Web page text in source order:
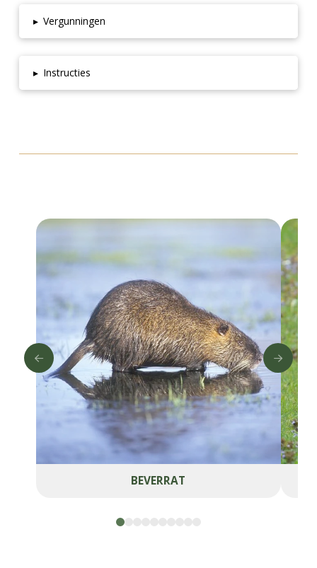
▸ Vergunningen
▸ Instructies
BEVERRAT
0 1